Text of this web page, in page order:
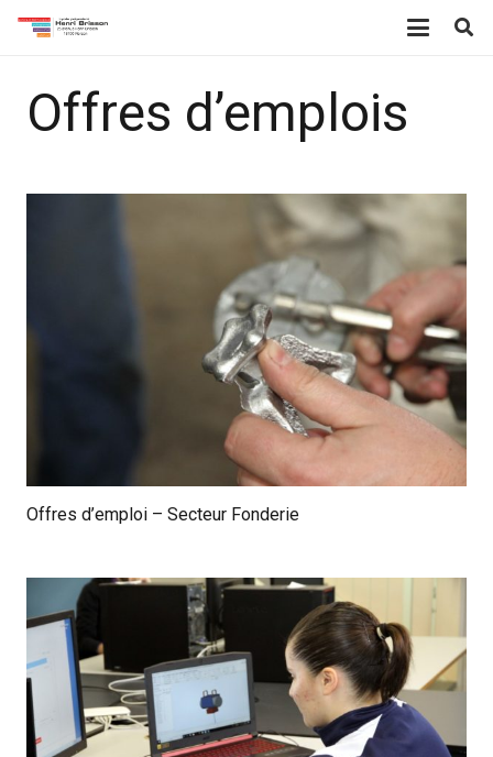
Offres d’emplois
Offres d’emploi – Secteur Fonderie